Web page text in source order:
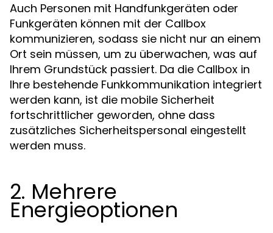
Auch Personen mit Handfunkgeräten oder
Funkgeräten können mit der Callbox
kommunizieren, sodass sie nicht nur an einem
Ort sein müssen, um zu überwachen, was auf
Ihrem Grundstück passiert. Da die Callbox in
Ihre bestehende Funkkommunikation integriert
werden kann, ist die mobile Sicherheit
fortschrittlicher geworden, ohne dass
zusätzliches Sicherheitspersonal eingestellt
werden muss.
2. Mehrere
Energieoptionen